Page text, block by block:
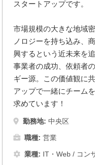
スタートアップです。
市場規模の大きな地域
ノロジーを持ち込み、
興するという近未来を
事業者の成功、依頼者
ギー源。この価値観に
アップで一緒にチーム
求めています！
勤務地: 中央区
職種: 営業
業種: IT・Web / コン